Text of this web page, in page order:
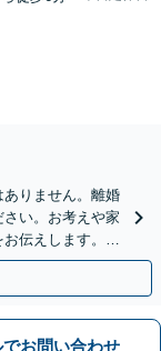
ありません。離婚
い。お考えや家
伝えします。不
す。
でお問い合わせ